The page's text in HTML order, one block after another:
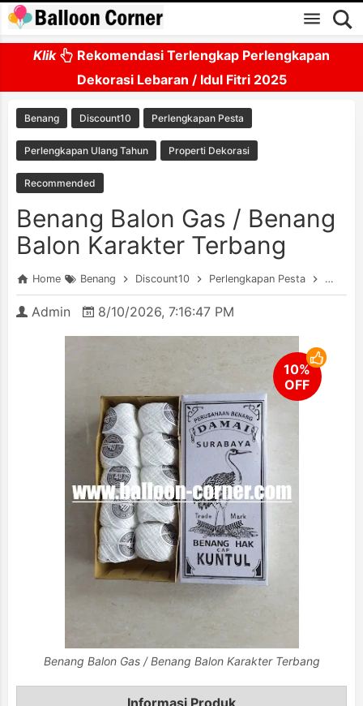
Skip to main content
Klik
Rekomendasi Terlengkap Perlengkapan
Dekorasi Lebaran / Idul Fitri 2025
Benang Discount10 Perlengkapan Pesta
Perlengkapan Ulang Tahun Properti Dekorasi
Recommended
Benang Balon Gas / Benang
Balon Karakter Terbang
Home Benang Discount10 Perlengkapan Pesta
Admin 8/10/2026, 7:16:47 PM
Benang Balon Gas / Benang Balon Karakter Terbang
Informasi Produk